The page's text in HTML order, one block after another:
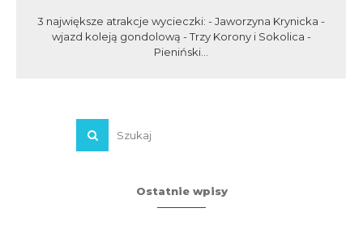
3 największe atrakcje wycieczki: - Jaworzyna Krynicka -
wjazd koleją gondolową - Trzy Korony i Sokolica -
Pieniński...
Ostatnie wpisy